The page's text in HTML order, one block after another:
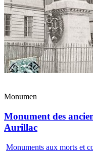
Monumen
Monument des
Aurillac
Monuments aux morts et